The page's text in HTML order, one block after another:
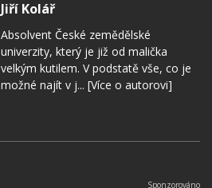
Jiří Kolář
Absolvent České zemědělské
univerzity, který je již od malička
velkým kutilem. V podstatě vše, co je
možné najít v j... [Více o autorovi]